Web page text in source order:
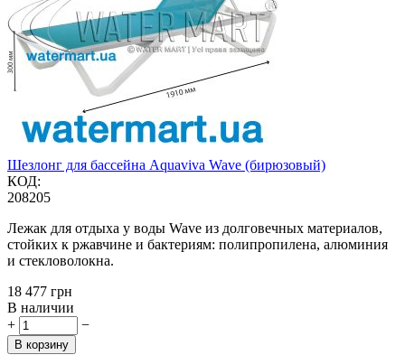
Шезлонг для бассейна Aquaviva Wave (бирюзовый)
КОД:
208205
Лежак для отдыха у воды Wave из долговечных материалов,
стойких к ржавчине и бактериям: полипропилена, алюминия
и стекловолокна.
‍18 477‍ грн
В наличии
+
−
В корзину